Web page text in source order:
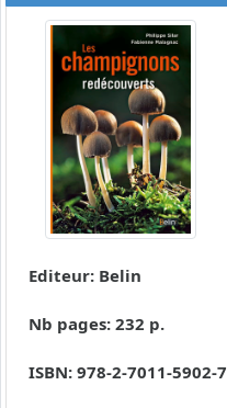
Editeur: Belin
Nb pages: 232 p.
ISBN: 978-2-7011-5902-7